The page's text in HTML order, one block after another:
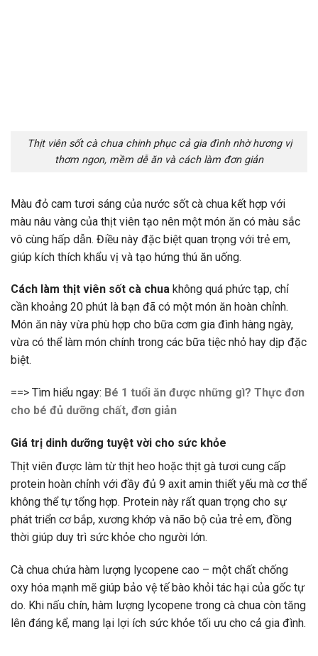
Thịt viên sốt cà chua chinh phục cả gia đình nhờ hương vị
thơm ngon, mềm dễ ăn và cách làm đơn giản
Màu đỏ cam tươi sáng của nước sốt cà chua kết hợp với
màu nâu vàng của thịt viên tạo nên một món ăn có màu sắc
vô cùng hấp dẫn. Điều này đặc biệt quan trọng với trẻ em,
giúp kích thích khẩu vị và tạo hứng thú ăn uống.
Cách làm thịt viên sốt cà chua không quá phức tạp, chỉ
cần khoảng 20 phút là bạn đã có một món ăn hoàn chỉnh.
Món ăn này vừa phù hợp cho bữa cơm gia đình hàng ngày,
vừa có thể làm món chính trong các bữa tiệc nhỏ hay dịp đặc
biệt.
==> Tìm hiểu ngay: Bé 1 tuổi ăn được những gì? Thực đơn
cho bé đủ dưỡng chất, đơn giản
Giá trị dinh dưỡng tuyệt vời cho sức khỏe
Thịt viên được làm từ thịt heo hoặc thịt gà tươi cung cấp
protein hoàn chỉnh với đầy đủ 9 axit amin thiết yếu mà cơ thể
không thể tự tổng hợp. Protein này rất quan trọng cho sự
phát triển cơ bắp, xương khớp và não bộ của trẻ em, đồng
thời giúp duy trì sức khỏe cho người lớn.
Cà chua chứa hàm lượng lycopene cao – một chất chống
oxy hóa mạnh mẽ giúp bảo vệ tế bào khỏi tác hại của gốc tự
do. Khi nấu chín, hàm lượng lycopene trong cà chua còn tăng
lên đáng kể, mang lại lợi ích sức khỏe tối ưu cho cả gia đình.